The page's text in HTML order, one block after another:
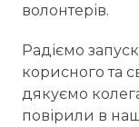
волонтерів.
Радіємо
корисного та
дякуємо
повірили в